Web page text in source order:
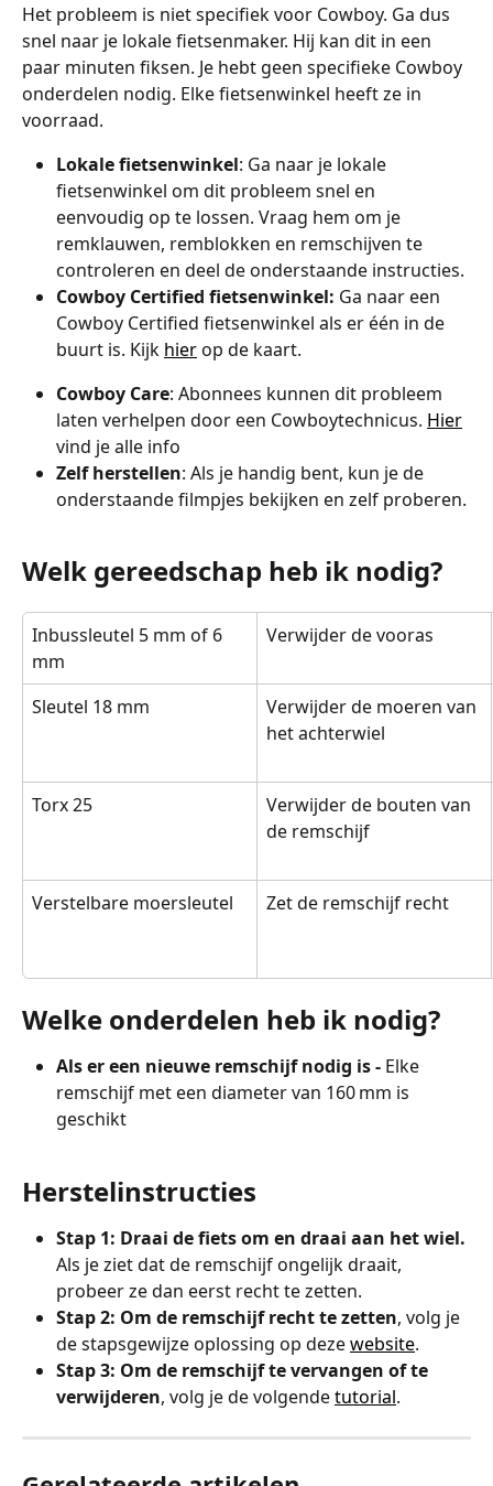
Het probleem is niet specifiek voor Cowboy. Ga dus
snel naar je lokale fietsenmaker. Hij kan dit in een
paar minuten fiksen. Je hebt geen specifieke Cowboy
onderdelen nodig. Elke fietsenwinkel heeft ze in
voorraad.
Lokalefietsenwinkel: Ga naar je lokale
fietsenwinkel om dit probleem snel en
eenvoudig op te lossen. Vraag hem om je
remklauwen, remblokken en remschijven te
controleren en deel de onderstaande instructies.
Cowboy Certified fietsenwinkel: Ga naar een
Cowboy Certified fietsenwinkel als er één in de
buurt is. Kijk hier op de kaart.
Cowboy Care: Abonnees kunnen dit probleem
laten verhelpen door een Cowboytechnicus. Hier
vind je alle info
Zelf herstellen: Als je handig bent, kun je de
onderstaande filmpjes bekijken en zelf proberen.
Welk gereedschap heb ik nodig?
Inbussleutel 5 mm of 6
mm
Verwijder de vooras
Sleutel 18 mm
Verwijder de moeren van
het achterwiel
Torx 25
Verwijder de bouten van
de remschijf
Verstelbare moersleutel Zet de remschijf recht
Welke onderdelen heb ik nodig?
Als er een nieuwe remschijf nodig is - Elke
remschijf met een diameter van 160 mm is
geschikt
Herstelinstructies
Stap 1: Draai de fiets om en draai aan het wiel.
Als je ziet dat de remschijf ongelijk draait,
probeer ze dan eerst recht te zetten.
Stap 2: Om de remschijf recht te zetten, volg je
de stapsgewijze oplossing op deze website.
Stap 3: Om de remschijf te vervangen of te
verwijderen, volg je de volgende tutorial.